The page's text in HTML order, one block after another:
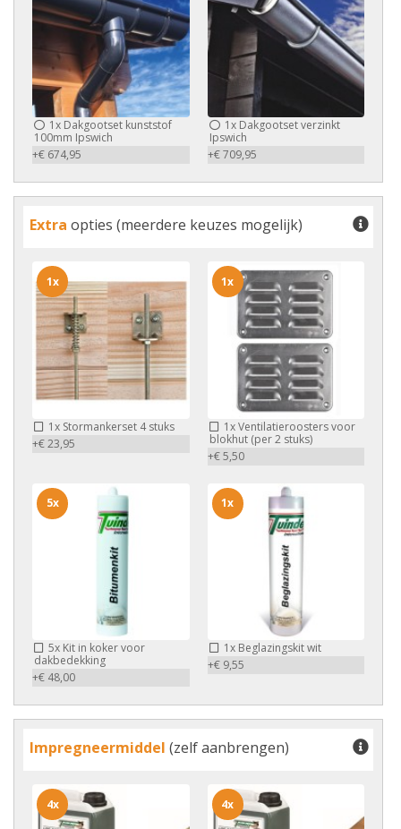
1x Dakgootset kunststof
100mm Ipswich
+€ 674,95
1xDakgootset verzinkt
Ipswich
+€ 709,95
Extra opties (meerdere keuzes mogelijk)
1x Stormankerset 4 stuks
+€ 23,95
1x
1xVentilatieroosters voor
blokhut (per 2 stuks)
+€ 5,50
1x
5x Kit in koker voor
dakbedekking
+€ 48,00
5x
1xBeglazingskit wit
+€ 9,55
1x
Impregneermiddel (zelf aanbrengen)
4x 4x